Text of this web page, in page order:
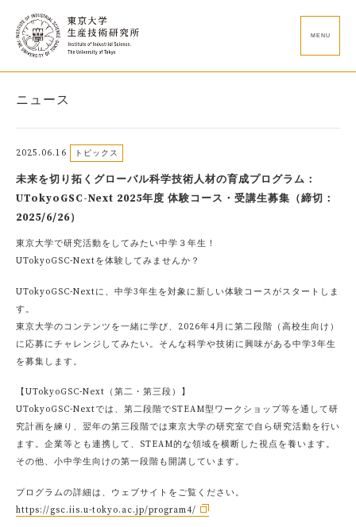
MENU
ニュース
2025.06.16 トピックス
未来を切り拓くグローバル科学技術人材の育成プログラム：
UTokyoGSC-Next 2025年度 体験コース・受講生募集（締切：
2025/6/26）
東京大学で研究活動をしてみたい中学３年生！
UTokyoGSC-Nextを体験してみませんか？
UTokyoGSC-Nextに、中学3年生を対象に新しい体験コースがスタートしま
す。
東京大学のコンテンツを一緒に学び、2026年4月に第二段階（高校生向け）
に応募にチャレンジしてみたい。そんな科学や技術に興味がある中学3年生
を募集します。
【UTokyoGSC-Next（第二・第三段）】
UTokyoGSC-Nextでは、第二段階でSTEAM型ワークショップ等を通して研
究計画を練り、翌年の第三段階では東京大学の研究室で自ら研究活動を行い
ます。企業等とも連携して、STEAM的な領域を横断した視点を養います。
その他、小中学生向けの第一段階も開講しています。
プログラムの詳細は、ウェブサイトをご覧ください。
https://gsc.iis.u-tokyo.ac.jp/program4/